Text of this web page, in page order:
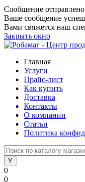
Сообщение отправлено
Ваше сообщение
Вами свяжется наш
Закрыть окно
Главная
Услуги
Прайс-лист
Как купить
Доставка
Контакты
О компании
Статьи
Политика
0
0